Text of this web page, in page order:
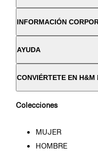
INFORMACIÓN
AYUDA
CONVIÉRTETE EN H&M
Colecciones
MUJER
HOMBRE